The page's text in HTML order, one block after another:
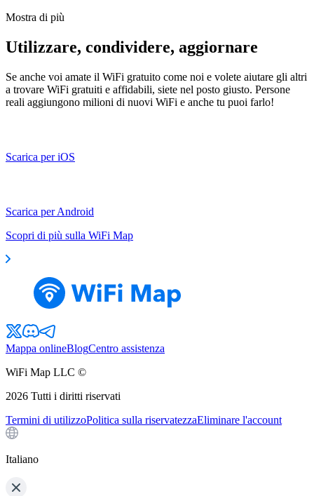
Mostra di più
Utilizzare, condividere, aggiornare
Se anche voi amate il WiFi gratuito come noi e volete aiutare gli altri
a trovare WiFi gratuiti e affidabili, siete nel posto giusto. Persone
reali aggiungono milioni di nuovi WiFi e anche tu puoi farlo!
Scarica per iOS
Scarica per Android
Scopri di più sulla WiFi Map
Mappa onlineBlogCentro assistenza
WiFi Map LLC ©
2026 Tutti i diritti riservati
Termini di utilizzoPolitica sulla riservatezzaEliminare l'account
Italiano